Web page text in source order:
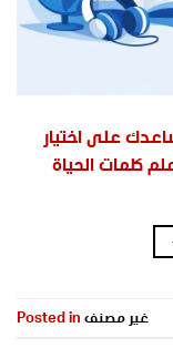
على اختيار
كلمات الحياة
Posted in غير مصنف